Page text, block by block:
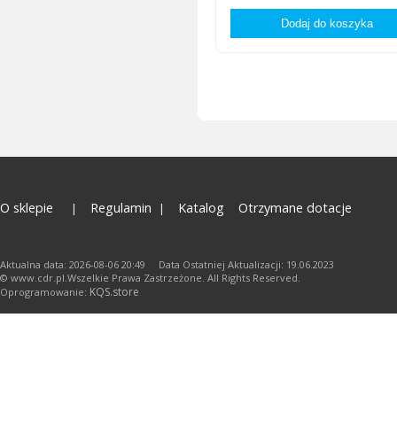
O sklepie Regulamin Katalog Otrzymane dotacje
Aktualna data: 2026-08-06 20:49 Data Ostatniej Aktualizacji: 19.06.2023
© www.cdr.pl.Wszelkie Prawa Zastrzeżone. All Rights Reserved.
Oprogramowanie: KQS.store